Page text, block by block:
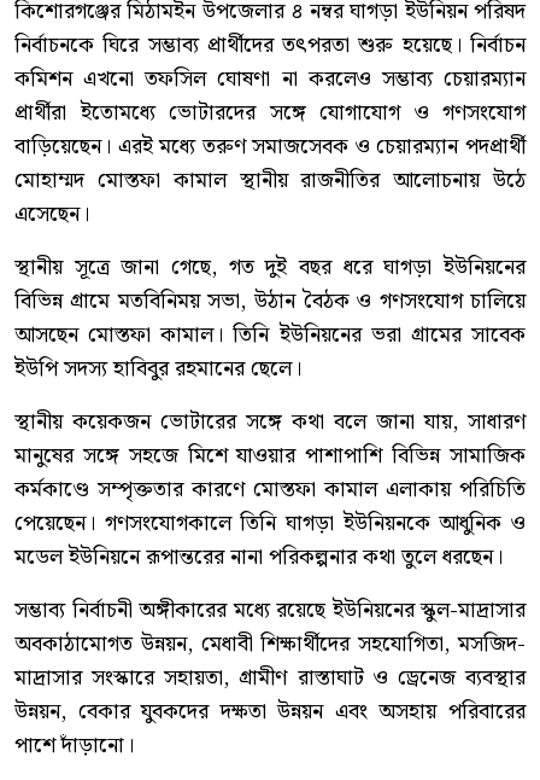
কিশোরগঞ্জের মিঠামইন উপজেলার ৪ নম্বর ঘাগড়া ইউনিয়ন পরিষদ
নির্বাচনকে ঘিরে সম্ভাব্য প্রার্থীদের তৎপরতা শুরু হয়েছে। নির্বাচন
কমিশন এখনো তফসিল ঘোষণা না করলেও সম্ভাব্য চেয়ারম্যান
প্রার্থীরা ইতোমধ্যে ভোটারদের সঙ্গে যোগাযোগ ও গণসংযোগ
বাড়িয়েছেন। এরই মধ্যে তরুণ সমাজসেবক ও চেয়ারম্যান পদপ্রার্থী
মোহাম্মদ মোস্তফা কামাল স্থানীয় রাজনীতির আলোচনায় উঠে
এসেছেন।
স্থানীয় সূত্রে জানা গেছে, গত দুই বছর ধরে ঘাগড়া ইউনিয়নের
বিভিন্ন গ্রামে মতবিনিময় সভা, উঠান বৈঠক ও গণসংযোগ চালিয়ে
আসছেন মোস্তফা কামাল। তিনি ইউনিয়নের ভরা গ্রামের সাবেক
ইউপি সদস্য হাবিবুর রহমানের ছেলে।
স্থানীয় কয়েকজন ভোটারের সঙ্গে কথা বলে জানা যায়, সাধারণ
মানুষের সঙ্গে সহজে মিশে যাওয়ার পাশাপাশি বিভিন্ন সামাজিক
কর্মকাণ্ডে সম্পৃক্ততার কারণে মোস্তফা কামাল এলাকায় পরিচিতি
পেয়েছেন। গণসংযোগকালে তিনি ঘাগড়া ইউনিয়নকে আধুনিক ও
মডেল ইউনিয়নে রূপান্তরের নানা পরিকল্পনার কথা তুলে ধরছেন।
সম্ভাব্য নির্বাচনী অঙ্গীকারের মধ্যে রয়েছে ইউনিয়নের স্কুল-মাদ্রাসার
অবকাঠামোগত উন্নয়ন, মেধাবী শিক্ষার্থীদের সহযোগিতা, মসজিদ-
মাদ্রাসার সংস্কারে সহায়তা, গ্রামীণ রাস্তাঘাট ও ড্রেনেজ ব্যবস্থার
উন্নয়ন, বেকার যুবকদের দক্ষতা উন্নয়ন এবং অসহায় পরিবারের
পাশে দাঁড়ানো।